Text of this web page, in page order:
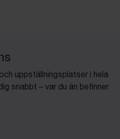
uppställningsplatser i hela
snabbt – var du än befinner